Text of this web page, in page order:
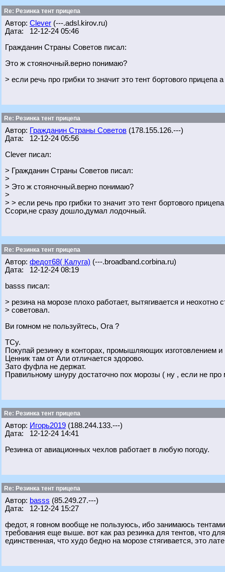
Re: Резинка тент прицепа
Автор: Clever (---.adsl.kirov.ru)
Дата: 12-12-24 05:46
Гражданин Страны Советов писал:
Это ж стояночный.верно понимаю?
> если речь про грибки то значит это тент бортового прицепа
Re: Резинка тент прицепа
Автор: Гражданин Страны Советов (178.155.126.---)
Дата: 12-12-24 05:56
Clever писал:
> Гражданин Страны Советов писал:
>
> Это ж стояночный.верно понимаю?
>
> > если речь про грибки то значит это тент бортового
Ссори,не сразу дошло,думал лодочный.
Re: Резинка тент прицепа
Автор: федот68( Калуга) (---.broadband.corbina.ru)
Дата: 12-12-24 08:19
basss писал:
> резина на морозе плохо работает, вытягивается и неохотно
> советовал.
Ви гомном не пользуйтесь, Ога ?
ТСу.
Покупай резинку в конторах, промышляющих изготовлением
Ценник там от Али отличается здорово.
Зато фуфла не держат.
Правильному шнуру достаточно пох морозы ( ну , если не про
Re: Резинка тент прицепа
Автор: Игорь2019 (188.244.133.---)
Дата: 12-12-24 14:41
Резинка от авиационных чехлов работает в любую погоду.
Re: Резинка тент прицепа
Автор: basss (85.249.27.---)
Дата: 12-12-24 15:27
федот, я говном вообще не пользуюсь, ибо занимаюсь
требования еще выше. вот как раз резинка для тентов, что
единственная, что худо бедно на морозе стягивается, это